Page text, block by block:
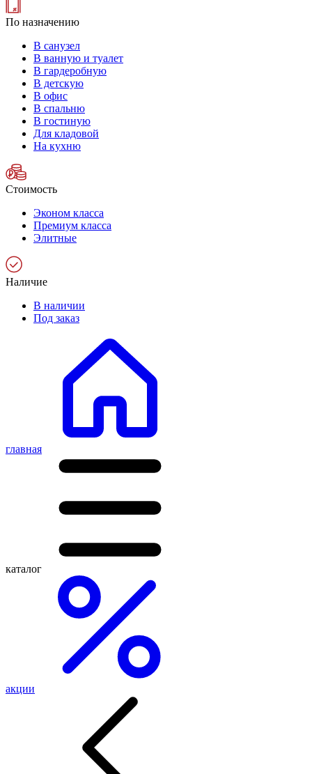
По назначению
В санузел
В ванную и туалет
В гардеробную
В детскую
В офис
В спальню
В гостиную
Для кладовой
На кухню
Стоимость
Эконом класса
Премиум класса
Элитные
Наличие
В наличии
Под заказ
главная
каталог
акции